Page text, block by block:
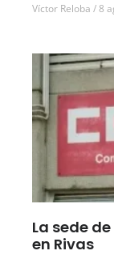
Víctor Reloba 8
La sede
en Rivas